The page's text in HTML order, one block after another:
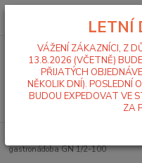
gastronádoba GN 1/2-100
LETNÍ
VÁŽENÍ ZÁKAZNÍCI, Z
13.8.2026 (VČETNĚ)
PŘIJATÝCH
NĚKOLIK DNÍ). POSLEDNÍ
BUDOU EXPEDOVAT VE
ZA